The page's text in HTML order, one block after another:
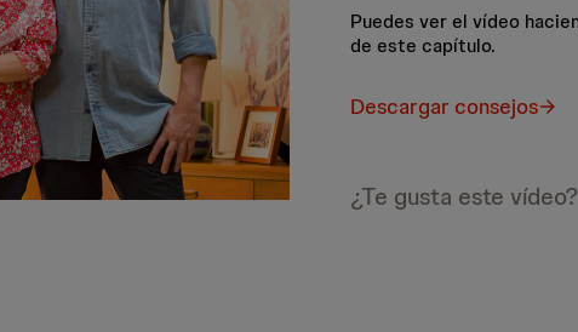
Puedes ver el vídeo
de este capítulo.
Descargar consejos
¿Te gusta este